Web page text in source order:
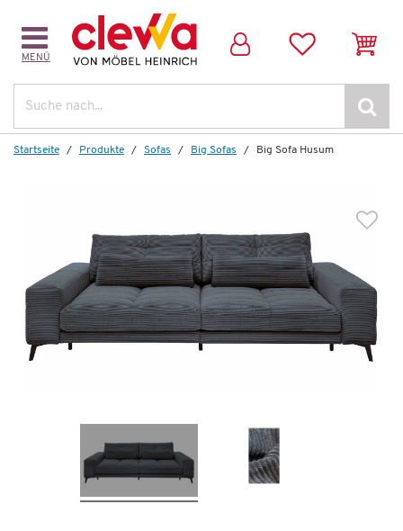
MENÜ
Startseite Produkte Sofas Big Sofas Big Sofa Husum
Dazu empfehlen wir folgendes Zubehör:
Hocker
Husum
*